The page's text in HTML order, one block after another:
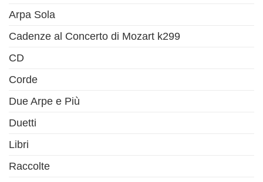
Arpa Sola
Cadenze al Concerto di Mozart k299
CD
Corde
Due Arpe e Più
Duetti
Libri
Raccolte